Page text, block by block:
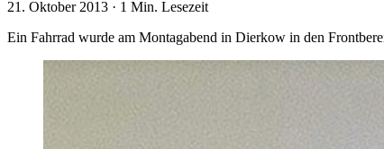
21. Oktober 2013 · 1 Min. Lesezeit
Ein Fahrrad wurde am Montagabend in Dierkow in den